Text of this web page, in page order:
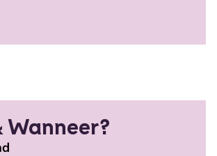
Wanneer?